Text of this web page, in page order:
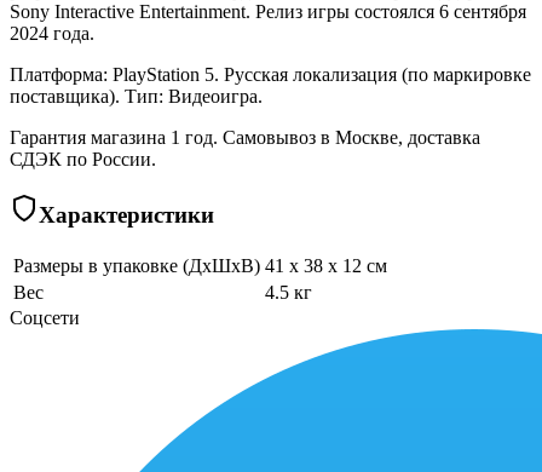
Sony Interactive Entertainment. Релиз игры состоялся 6 сентября
2024 года.
Платформа: PlayStation 5. Русская локализация (по маркировке
поставщика). Тип: Видеоигра.
Гарантия магазина 1 год. Самовывоз в Москве, доставка
СДЭК по России.
Характеристики
Размеры в упаковке (ДхШхВ) 41 x 38 x 12 см
Вес
4.5 кг
Соцсети